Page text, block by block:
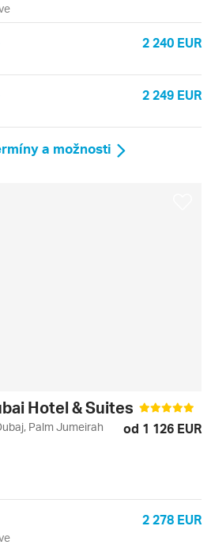
2 240 EUR
2 249 EUR
a možnosti
Hotel & Suites
Palm Jumeirah od 1 126 EUR
2 278 EUR